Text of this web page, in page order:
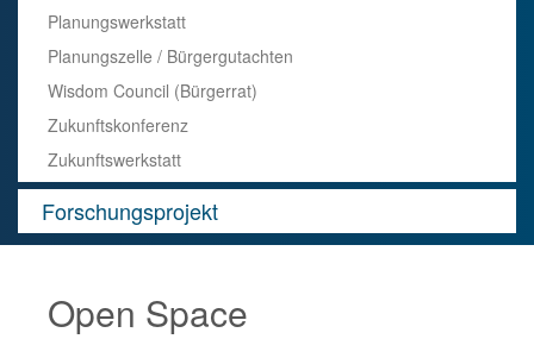
Planungswerkstatt
Planungszelle / Bürgergutachten
Wisdom Council (Bürgerrat)
Zukunftskonferenz
Zukunftswerkstatt
Forschungsprojekt
Open Space